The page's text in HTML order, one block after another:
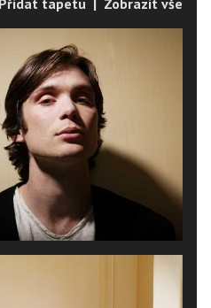
Přidat tapetu Zobrazit vše